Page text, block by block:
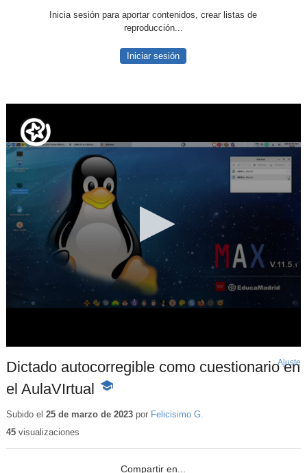
Inicia sesión para aportar contenidos, crear listas de
reproducción...
Iniciar sesión
Dictado autocorregible como cuestionario en
el AulaVIrtual
-
educativo
Ajuste
Subido el 25 de marzo de 2023por Felicisimo G.
45visualizaciones